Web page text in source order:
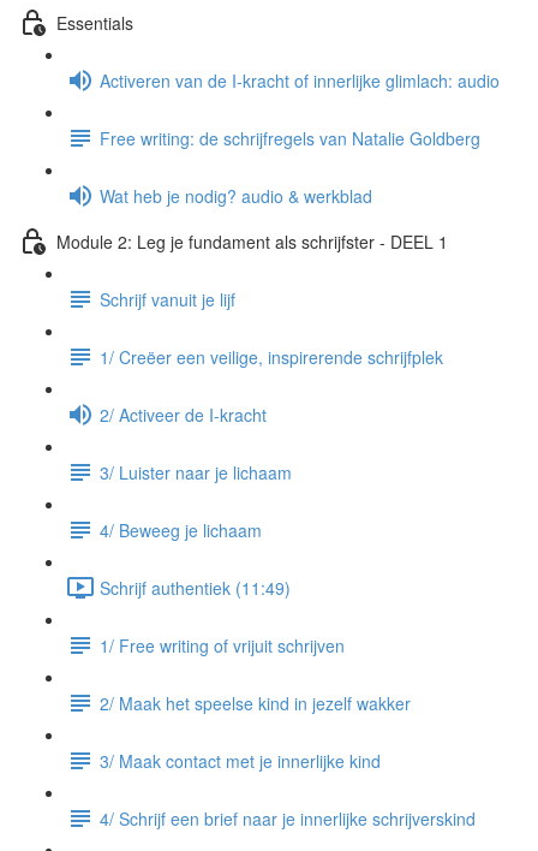
Essentials
Activeren van de I-kracht of innerlijke glimlach: audio
Free writing: de schrijfregels van Natalie Goldberg
Wat heb je nodig? audio & werkblad
Module 2: Leg je fundament als schrijfster - DEEL 1
Schrijf vanuit je lijf
1/ Creëer een veilige, inspirerende schrijfplek
2/ Activeer de I-kracht
3/ Luister naar je lichaam
4/ Beweeg je lichaam
Schrijf authentiek (11:49)
1/ Free writing of vrijuit schrijven
2/ Maak het speelse kind in jezelf wakker
3/ Maak contact met je innerlijke kind
4/ Schrijf een brief naar je innerlijke schrijverskind